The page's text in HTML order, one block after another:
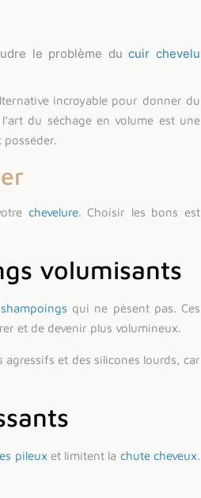
le problème ducuir chevelu
incroyable pour donner du
du séchage en volume est une
posséder.
chevelure. Choisir les bons est
volumisants
qui ne pèsent pas. Ces
et de devenir plus volumineux.
et des silicones lourds, car
pileuxet limitent la chute cheveux.